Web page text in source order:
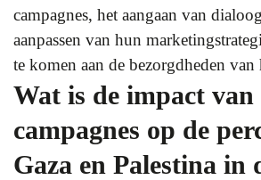
campagnes, het aangaan van
aanpassen van hun
te komen aan de bezorgdheden
Wat is de impact
campagnes op de
Gaza en Palestina in